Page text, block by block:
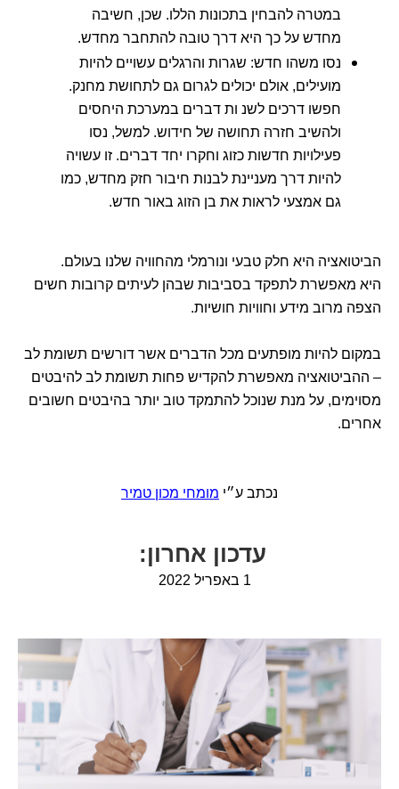
במטרה להבחין בתכונות הללו. שכן, חשיבה
מחדש על כך היא דרך טובה להתחבר מחדש.
נסו משהו חדש: שגרות והרגלים עשויים להיות
מועילים, אולם יכולים לגרום גם לתחושת מחנק.
חפשו דרכים לשנ ות דברים במערכת היחסים
ולהשיב חזרה תחושה של חידוש. למשל, נסו
פעילויות חדשות כזוג וחקרו יחד דברים. זו עשויה
להיות דרך מעניינת לבנות חיבור חזק מחדש, כמו
גם אמצעי לראות את בן הזוג באור חדש.
הביטואציה היא חלק טבעי ונורמלי מהחוויה שלנו בעולם.
היא מאפשרת לתפקד בסביבות שבהן לעיתים קרובות חשים
הצפה מרוב מידע וחוויות חושיות.
במקום להיות מופתעים מכל הדברים אשר דורשים תשומת לב
– ההביטואציה מאפשרת להקדיש פחות תשומת לב להיבטים
מסוימים, על מנת שנוכל להתמקד טוב יותר בהיבטים חשובים
אחרים.
נכתב ע״י מומחי מכון טמיר
עדכון אחרון:
1 באפריל 2022